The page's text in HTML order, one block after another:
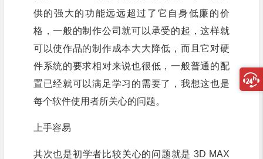
供的强大的功能远远超过了它自身低廉的价
格，一般的制作公司就可以承受的起，这样就
可以使作品的制作成本大大降低，而且它对硬
件系统的要求相对来说也很低，一般普通的配
置已经就可以满足学习的需要了，我想这也是
每个软件使用者所关心的问题。
上手容易
其次也是初学者比较关心的问题就是 3D MAX